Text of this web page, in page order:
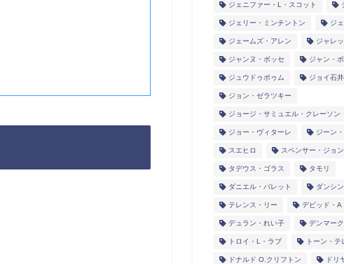
ジェニファー・L・スコット
ジェリー・ミンチントン ジ
ジェームズ・アレン ジャレ
ジャンヌ・ボッセ ジャン・
ジュウドゥポゥム ジョイ石井
ジョン・ゼラツキー
ジョージ・サミュエル・クレーソン
ジョー・ヴィターレ ジーン
スエヒロ スペンサー・ジョ
タデウス・ゴラス タモリ
ダニエル・バレット ダンシ
テレンス・リー デビッド・A
デュラン・れい子 デンマーク
トロイ・L・ラブ トーン・テ
ドナルド O.クリフトン ドリ